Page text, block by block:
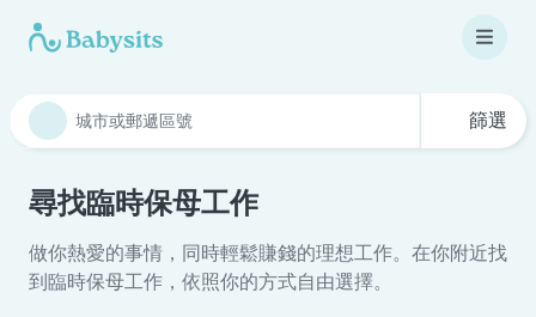
篩選
尋找臨時保母工作
做你熱愛的事情，同時輕鬆賺錢的理想工作。在你附近找
到臨時保母工作，依照你的方式自由選擇。